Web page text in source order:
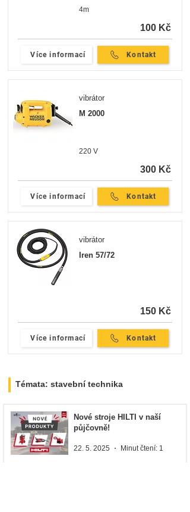
4m
100 Kč
Více informací Kontakt
vibrátor
M 2000
220 V
300 Kč
Více informací Kontakt
vibrátor
Iren 57/72
150 Kč
Více informací Kontakt
Témata: stavební technika
Nové stroje HILTI v naší
půjčovně!
22. 5. 2025 Minut čtení: 1